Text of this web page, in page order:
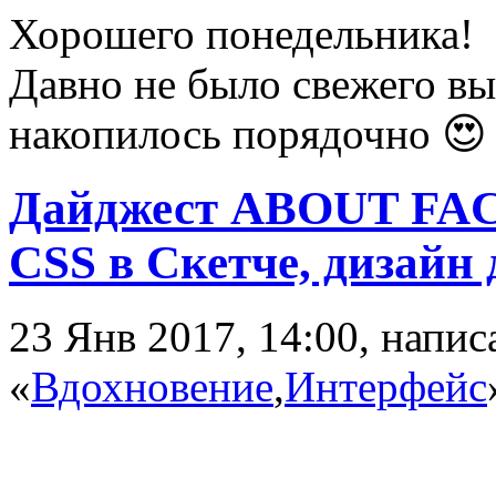
Хорошего понедельника!
Давно не было свежего
накопилось порядочно
Дайджест ABOUT
CSS в Скетче,
23 Янв 2017, 14:00,
«Вдохновение,Интерфейс